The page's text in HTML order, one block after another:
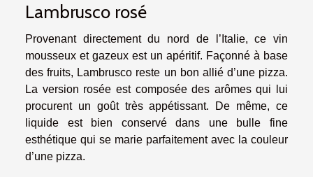
Lambrusco rosé
Provenant directement du nord de l’Italie, ce vin
mousseux et gazeux est un apéritif. Façonné à base
des fruits, Lambrusco reste un bon allié d’une pizza.
La version rosée est composée des arômes qui lui
procurent un goût très appétissant. De même, ce
liquide est bien conservé dans une bulle fine
esthétique qui se marie parfaitement avec la couleur
d’une pizza.